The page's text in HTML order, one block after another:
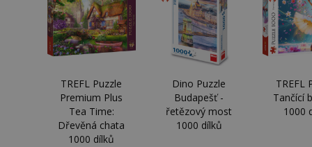
TREFL Puzzle
Premium Plus
Tea Time:
Dřevěná chata
1000 dílků
Dino Puzzle
Budapešť -
řetězový most
1000 dílků
TREFL
Tančící
1000